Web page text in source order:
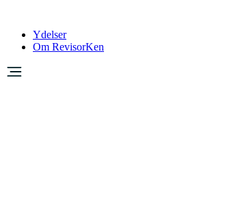
Ydelser
Om RevisorKen